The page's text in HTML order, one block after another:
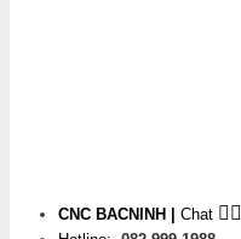
CNC BACNINH Chat 👉🏽